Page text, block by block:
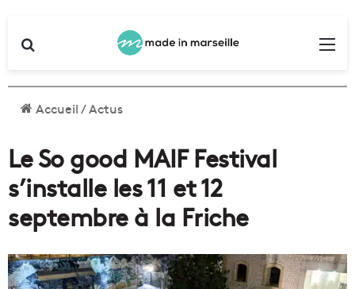
Accueil/Actus
Le So good MAIF Festival
s’installe les 11 et 12
septembre à la Friche